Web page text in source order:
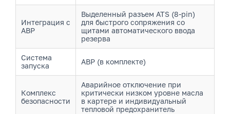
Интеграция с
АВР
Выделенный разъем ATS (8-pin)
для быстрого сопряжения со
щитами автоматического ввода
резерва
Система
запуска
АВР (в комплекте)
Комплекс
безопасности
Аварийное отключение при
критически низком уровне масла
в картере и индивидуальный
тепловой предохранитель